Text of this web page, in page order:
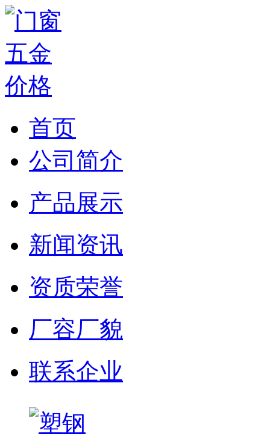
首页
公司简介
产品展示
新闻资讯
资质荣誉
厂容厂貌
联系企业